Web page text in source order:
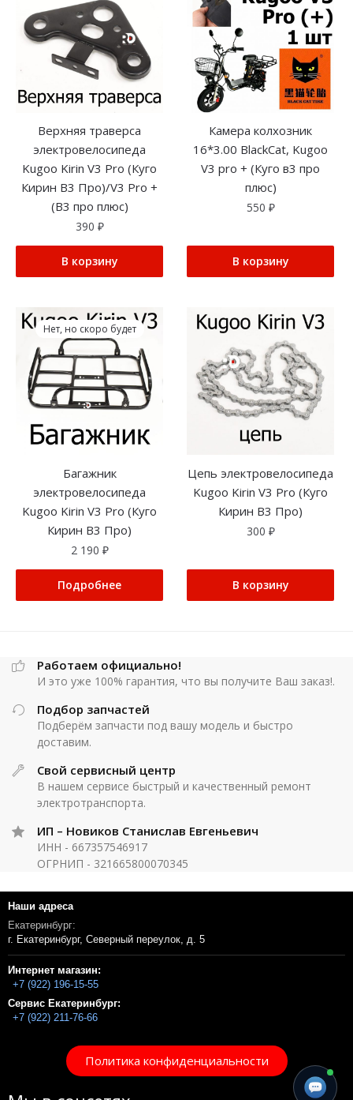
Верхняя траверса
электровелосипеда
Kugoo Kirin V3 Pro (Куго
Кирин В3 Про)/V3 Pro +
(В3 про плюс)
390 ₽
В корзину
Камера колхозник
16*3.00 BlackCat, Kugoo
V3 pro + (Куго в3 про
плюс)
550 ₽
В корзину
Нет, но скоро будет
Багажник
электровелосипеда
Kugoo Kirin V3 Pro (Куго
Кирин В3 Про)
2 190 ₽
Подробнее
Цепь электровелосипеда
Kugoo Kirin V3 Pro (Куго
Кирин В3 Про)
300 ₽
В корзину
Работаем официально!
И это уже 100% гарантия, что вы получите Ваш заказ!.
Подбор запчастей
Подберём запчасти под вашу модель и быстро
доставим.
Свой сервисный центр
В нашем сервисе быстрый и качественный ремонт
электротранспорта.
ИП – Новиков Станислав Евгеньевич
ИНН - 667357546917
ОГРНИП - 321665800070345
Наши адреса
Екатеринбург:
г. Екатеринбург, Северный переулок, д. 5
Интернет магазин:
+7 (922) 196-15-55
Сервис Екатеринбург:
+7 (922) 211-76-66
Политика конфиденциальности